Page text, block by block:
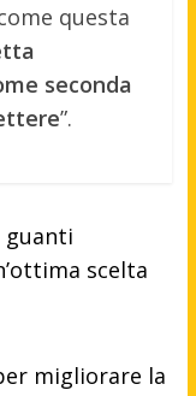
questa
seconda
”.
guanti
scelta
migliorare la